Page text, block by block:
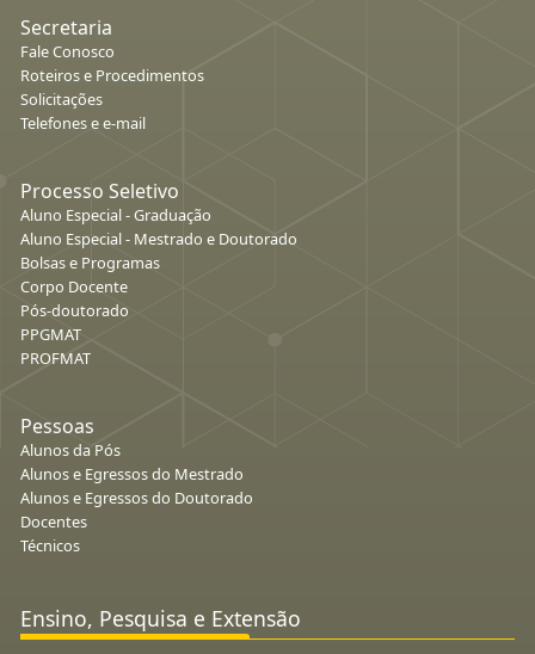
Secretaria
Fale Conosco
Roteiros e Procedimentos
Solicitações
Telefones e e-mail
Processo Seletivo
Aluno Especial - Graduação
Aluno Especial - Mestrado e Doutorado
Bolsas e Programas
Corpo Docente
Pós-doutorado
PPGMAT
PROFMAT
Pessoas
Alunos da Pós
Alunos e Egressos do Mestrado
Alunos e Egressos do Doutorado
Docentes
Técnicos
Ensino, Pesquisa e Extensão